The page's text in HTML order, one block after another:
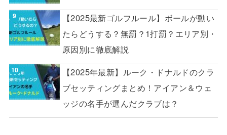
【2025最新ゴルフルール】ボールが動い
たらどうする？無罰？1打罰？エリア別・
原因別に徹底解説
【2025年最新】ルーク・ドナルドのクラ
ブセッティングまとめ！アイアン＆ウェ
ッジの名手が選んだクラブは？